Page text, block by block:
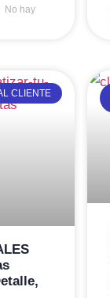
No hay
CLIENTE